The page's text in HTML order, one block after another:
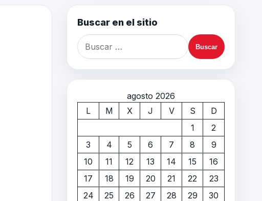
Buscar en el sitio
agosto 2026
L
M X J V S
D
1
2
3
4 5 6 7 8
9
10
11 12 13 14 15
16
17
18 19 20 21 22
23
24
25 26 27 28 29
30